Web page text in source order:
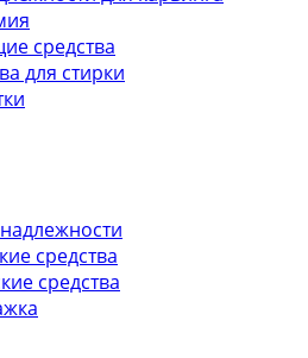
средства
для стирки
средства
средства